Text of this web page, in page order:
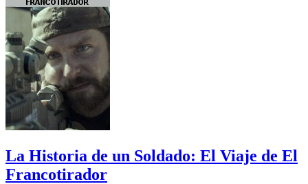
La Historia de un Soldado: El Viaje de El
Francotirador